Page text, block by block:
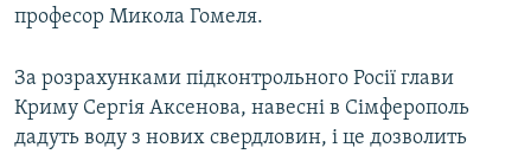
професор Микола Гомеля.
За розрахунками підконтрольного Росії глави
Криму Сергія Аксенова, навесні в Сімферополь
дадуть воду з нових свердловин, і це дозволить